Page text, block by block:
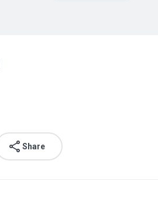
Share